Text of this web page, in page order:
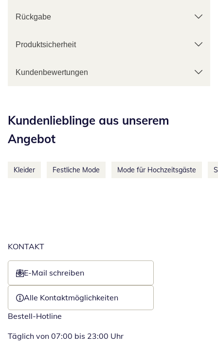
Rückgabe
Produktsicherheit
Kundenbewertungen
Kundenlieblinge aus unserem
Angebot
Kleider Festliche Mode Mode für Hochzeitsgäste
KONTAKT
E-Mail schreiben
Öffnet E-Mail-Client
Alle Kontaktmöglichkeiten
Bestell-Hotline
Täglich von 07:00 bis 23:00 Uhr